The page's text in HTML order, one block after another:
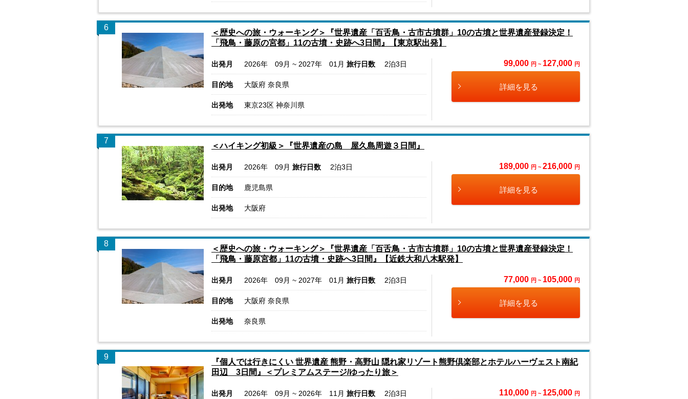
6
＜歴史への旅・ウォーキング＞『世界遺産「百舌鳥・古市古墳群」10の古墳と世界遺産登録決定！
「飛鳥・藤原の宮都」11の古墳・史跡へ3日間』【東京駅出発】
出発月 2026年 09月 ~ 2027年 01月 旅行日数 2泊3日
目的地 大阪府 奈良県
出発地 東京23区 神奈川県
99,000 円 ~ 127,000 円
詳細を見る
7
＜ハイキング初級＞『世界遺産の島 屋久島周遊３日間』
出発月 2026年 09月 旅行日数 2泊3日
目的地 鹿児島県
出発地 大阪府
189,000 円 ~ 216,000 円
詳細を見る
8
＜歴史への旅・ウォーキング＞『世界遺産「百舌鳥・古市古墳群」10の古墳と世界遺産登録決定！
「飛鳥・藤原宮都」11の古墳・史跡へ3日間』【近鉄大和八木駅発】
出発月 2026年 09月 ~ 2027年 01月 旅行日数 2泊3日
目的地 大阪府 奈良県
出発地 奈良県
77,000 円 ~ 105,000 円
詳細を見る
9
『個人では行きにくい 世界遺産 熊野・高野山 隠れ家リゾート熊野倶楽部とホテルハーヴェスト南紀
田辺 3日間』＜プレミアムステージ/ゆったり旅＞
出発月 2026年 09月 ~ 2026年 11月 旅行日数 2泊3日 110,000 円 ~ 125,000 円